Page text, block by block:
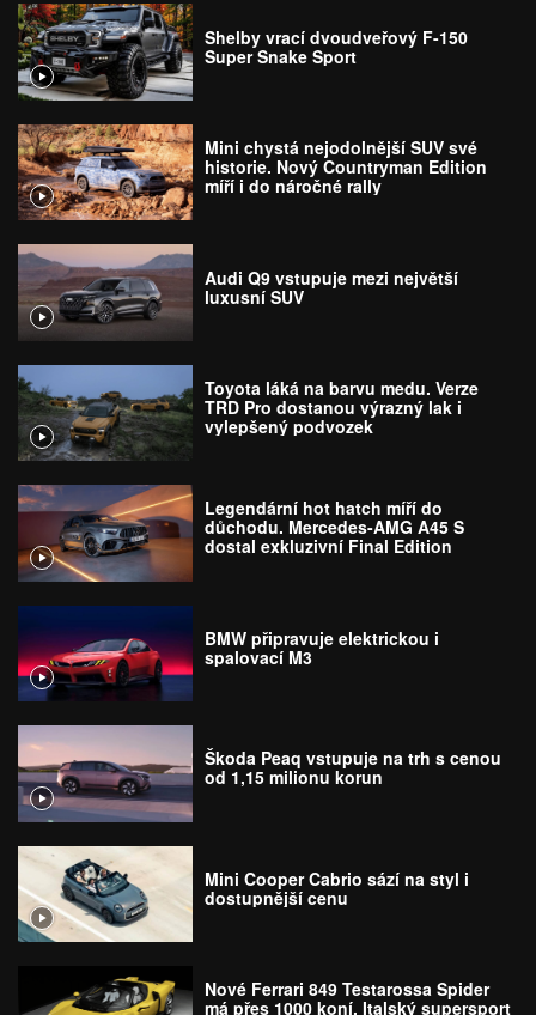
Shelby vrací dvoudveřový F-150
Super Snake Sport
Mini chystá nejodolnější SUV své
historie. Nový Countryman Edition
míří i do náročné rally
Audi Q9 vstupuje mezi největší
luxusní SUV
Toyota láká na barvu medu. Verze
TRD Pro dostanou výrazný lak i
vylepšený podvozek
Legendární hot hatch míří do
důchodu. Mercedes-AMG A45 S
dostal exkluzivní Final Edition
BMW připravuje elektrickou i
spalovací M3
Škoda Peaq vstupuje na trh s cenou
od 1,15 milionu korun
Mini Cooper Cabrio sází na styl i
dostupnější cenu
Nové Ferrari 849 Testarossa Spider
má přes 1000 koní. Italský supersport